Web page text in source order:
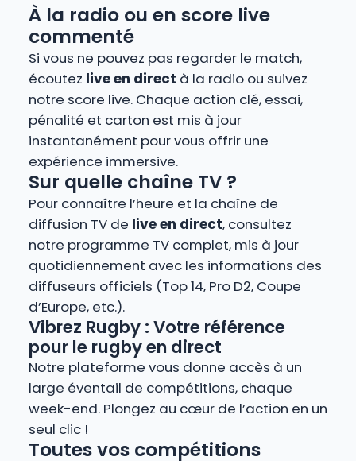
À la radio ou en score live
commenté
Si vous ne pouvez pas regarder le match,
écoutez live en direct à la radio ou suivez
notre score live. Chaque action clé, essai,
pénalité et carton est mis à jour
instantanément pour vous offrir une
expérience immersive.
Sur quelle chaîne TV ?
Pour connaître l’heure et la chaîne de
diffusion TV de live en direct, consultez
notre programme TV complet, mis à jour
quotidiennement avec les informations des
diffuseurs officiels (Top 14, Pro D2, Coupe
d’Europe, etc.).
Vibrez Rugby : Votre référence
pour le rugby en direct
Notre plateforme vous donne accès à un
large éventail de compétitions, chaque
week-end. Plongez au cœur de l’action en un
seul clic !
Toutes vos compétitions